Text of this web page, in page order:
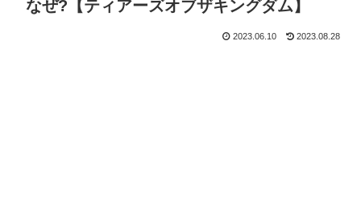
なぜ?【ティアーズオブザキングダム】
2023.06.10 2023.08.28